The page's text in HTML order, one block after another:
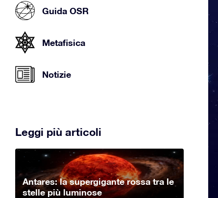
Guida OSR
Metafisica
Notizie
Leggi più articoli
Antares: la supergigante rossa tra le
stelle più luminose